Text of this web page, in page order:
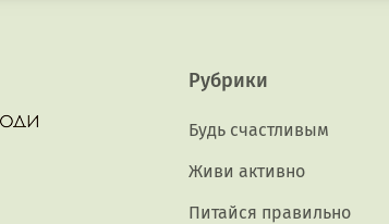
Рубрики
Будь счастливым
Живи активно
Питайся правильно